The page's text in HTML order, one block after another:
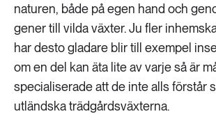
naturen, både på egen hand och
gener till vilda växter. Ju fler
har desto gladare blir till exempel
om en del kan äta lite av varje så är
specialiserade att de inte alls förstår
utländska trädgårdsväxterna.